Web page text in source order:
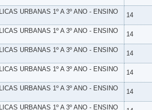
URBANAS 1º A 3º ANO - ENSINO
14
URBANAS 1º A 3º ANO - ENSINO
14
URBANAS 1º A 3º ANO - ENSINO
14
URBANAS 1º A 3º ANO - ENSINO
14
URBANAS 1º A 3º ANO - ENSINO
14
URBANAS 1º A 3º ANO - ENSINO